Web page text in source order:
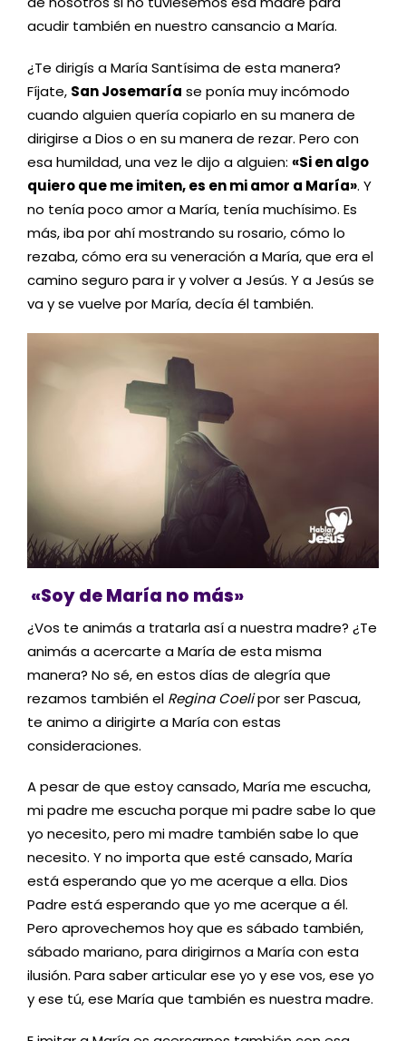
acudir también en nuestro cansancio a María.
¿Te dirigís a María Santísima de esta manera?
Fíjate, San Josemaría se ponía muy incómodo
cuando alguien quería copiarlo en su manera de
dirigirse a Dios o en su manera de rezar. Pero con
esa humildad, una vez le dijo a alguien: «Si en algo
quiero que me imiten, es en mi amor a María». Y
no tenía poco amor a María, tenía muchísimo. Es
más, iba por ahí mostrando su rosario, cómo lo
rezaba, cómo era su veneración a María, que era el
camino seguro para ir y volver a Jesús. Y a Jesús se
va y se vuelve por María, decía él también.
«Soy de María no más»
¿Vos te animás a tratarla así a nuestra madre? ¿Te
animás a acercarte a María de esta misma
manera? No sé, en estos días de alegría que
rezamos también el Regina Coelipor ser Pascua,
te animo a dirigirte a María con estas
consideraciones.
A pesar de que estoy cansado, María me escucha,
mi padre me escucha porque mi padre sabe lo que
yo necesito, pero mi madre también sabe lo que
necesito. Y no importa que esté cansado, María
está esperando que yo me acerque a ella. Dios
Padre está esperando que yo me acerque a él.
Pero aprovechemos hoy que es sábado también,
sábado mariano, para dirigirnos a María con esta
ilusión. Para saber articular ese yo y ese vos, ese yo
y ese tú, ese María que también es nuestra madre.